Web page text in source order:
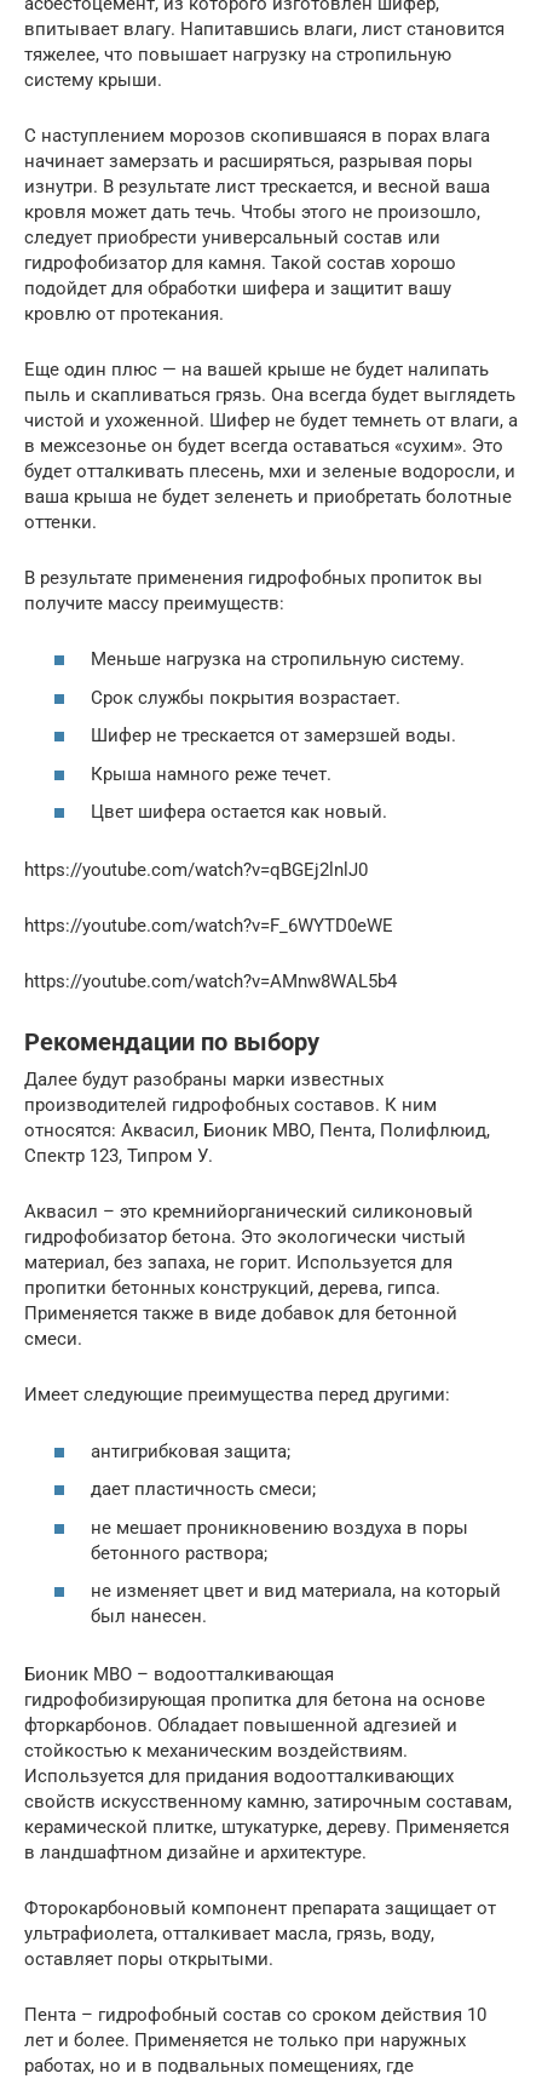
впитывает влагу. Напитавшись влаги, лист становится
тяжелее, что повышает нагрузку на стропильную
систему крыши.
С наступлением морозов скопившаяся в порах влага
начинает замерзать и расширяться, разрывая поры
изнутри. В результате лист трескается, и весной ваша
кровля может дать течь. Чтобы этого не произошло,
следует приобрести универсальный состав или
гидрофобизатор для камня. Такой состав хорошо
подойдет для обработки шифера и защитит вашу
кровлю от протекания.
Еще один плюс — на вашей крыше не будет налипать
пыль и скапливаться грязь. Она всегда будет выглядеть
чистой и ухоженной. Шифер не будет темнеть от влаги, а
в межсезонье он будет всегда оставаться «сухим». Это
будет отталкивать плесень, мхи и зеленые водоросли, и
ваша крыша не будет зеленеть и приобретать болотные
оттенки.
В результате применения гидрофобных пропиток вы
получите массу преимуществ:
Меньше нагрузка на стропильную систему.
Срок службы покрытия возрастает.
Шифер не трескается от замерзшей воды.
Крыша намного реже течет.
Цвет шифера остается как новый.
https://youtube.com/watch?v=qBGEj2lnlJ0
https://youtube.com/watch?v=F_6WYTD0eWE
https://youtube.com/watch?v=AMnw8WAL5b4
Рекомендации по выбору
Далее будут разобраны марки известных
производителей гидрофобных составов. К ним
относятся: Аквасил, Бионик МВО, Пента, Полифлюид,
Спектр 123, Типром У.
Аквасил – это кремнийорганический силиконовый
гидрофобизатор бетона. Это экологически чистый
материал, без запаха, не горит. Используется для
пропитки бетонных конструкций, дерева, гипса.
Применяется также в виде добавок для бетонной
смеси.
Имеет следующие преимущества перед другими:
антигрибковая защита;
дает пластичность смеси;
не мешает проникновению воздуха в поры
бетонного раствора;
не изменяет цвет и вид материала, на который
был нанесен.
Бионик МВО – водоотталкивающая
гидрофобизирующая пропитка для бетона на основе
фторкарбонов. Обладает повышенной адгезией и
стойкостью к механическим воздействиям.
Используется для придания водоотталкивающих
свойств искусственному камню, затирочным составам,
керамической плитке, штукатурке, дереву. Применяется
в ландшафтном дизайне и архитектуре.
Фторокарбоновый компонент препарата защищает от
ультрафиолета, отталкивает масла, грязь, воду,
оставляет поры открытыми.
Пента – гидрофобный состав со сроком действия 10
лет и более. Применяется не только при наружных
работах, но и в подвальных помещениях, где